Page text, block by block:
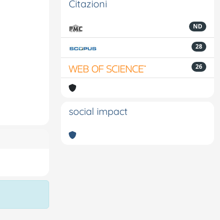
Citazioni
ND
28
26
social impact